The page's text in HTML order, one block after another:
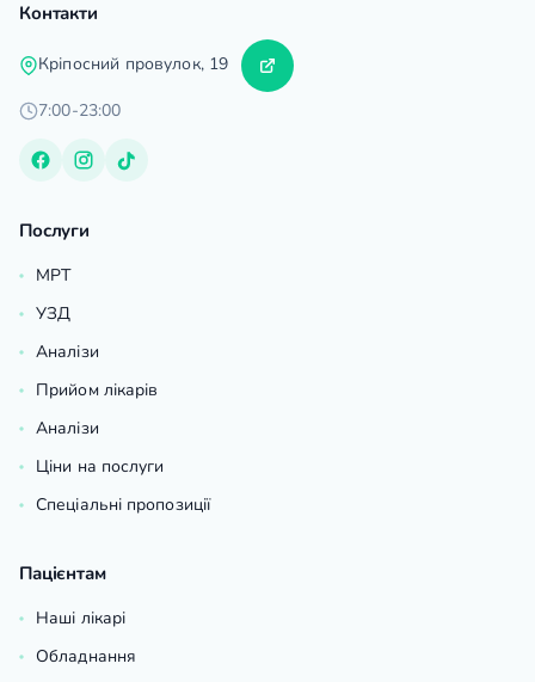
Контакти
Кріпосний провулок, 19
7:00-23:00
Послуги
МРТ
УЗД
Аналізи
Прийом лікарів
Аналізи
Ціни на послуги
Спеціальні пропозиції
Пацієнтам
Наші лікарі
Обладнання